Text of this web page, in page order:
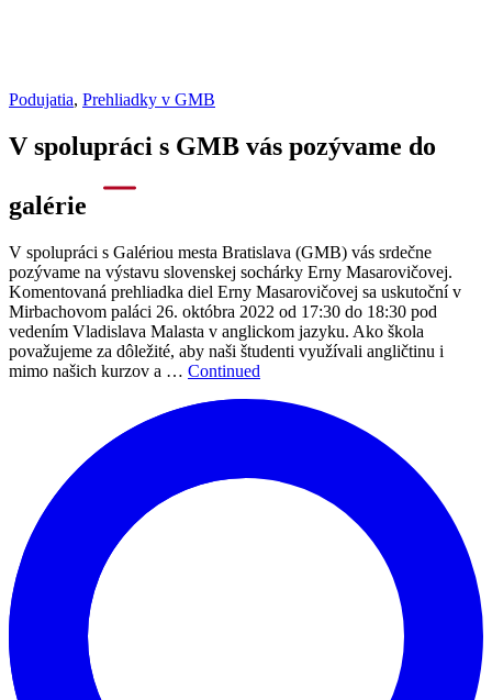
Podujatia, Prehliadky v GMB
V spolupráci s GMB vás pozývame do
galérie
V spolupráci s Galériou mesta Bratislava (GMB) vás srdečne
pozývame na výstavu slovenskej sochárky Erny Masarovičovej.
Komentovaná prehliadka diel Erny Masarovičovej sa uskutoční v
Mirbachovom paláci 26. októbra 2022 od 17:30 do 18:30 pod
vedením Vladislava Malasta v anglickom jazyku. Ako škola
považujeme za dôležité, aby naši študenti využívali angličtinu i
mimo našich kurzov a … Continued